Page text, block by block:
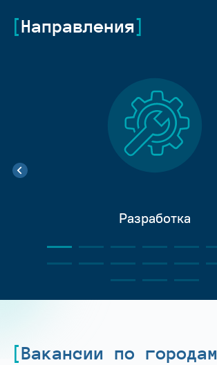
Направления
Разработка
Вакансии по городам